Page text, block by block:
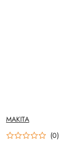
NAZWA
PRODUCENTA:
MAKITA
(0)